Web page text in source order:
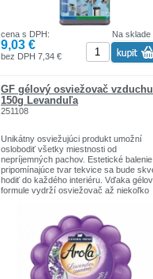
Na sklade
cena s DPH:
9,03 €
bez DPH 7,34 €
GF gélový osviežovač vzduchu
150g Levanduľa
251108
Unikátny osviežujúci produkt umožní
oslobodiť všetky miestnosti od
nepríjemných pachov. Estetické balenie
pripomínajúce tvar tekvice sa bude
hodiť do každého interiéru. Vďaka
formule vydrží osviežovač až niekoľko
určite nezostane bez povšimnutia.
Hmostnosť: 150 g